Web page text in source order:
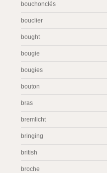
bouchonclés
bouclier
bought
bougie
bougies
bouton
bras
bremlicht
bringing
british
broche